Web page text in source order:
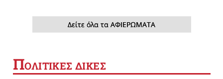
Δείτε όλα τα ΑΦΙΕΡΩΜΑΤΑ
ΠΟΛΙΤΙΚΕΣ ΔΙΚΕΣ